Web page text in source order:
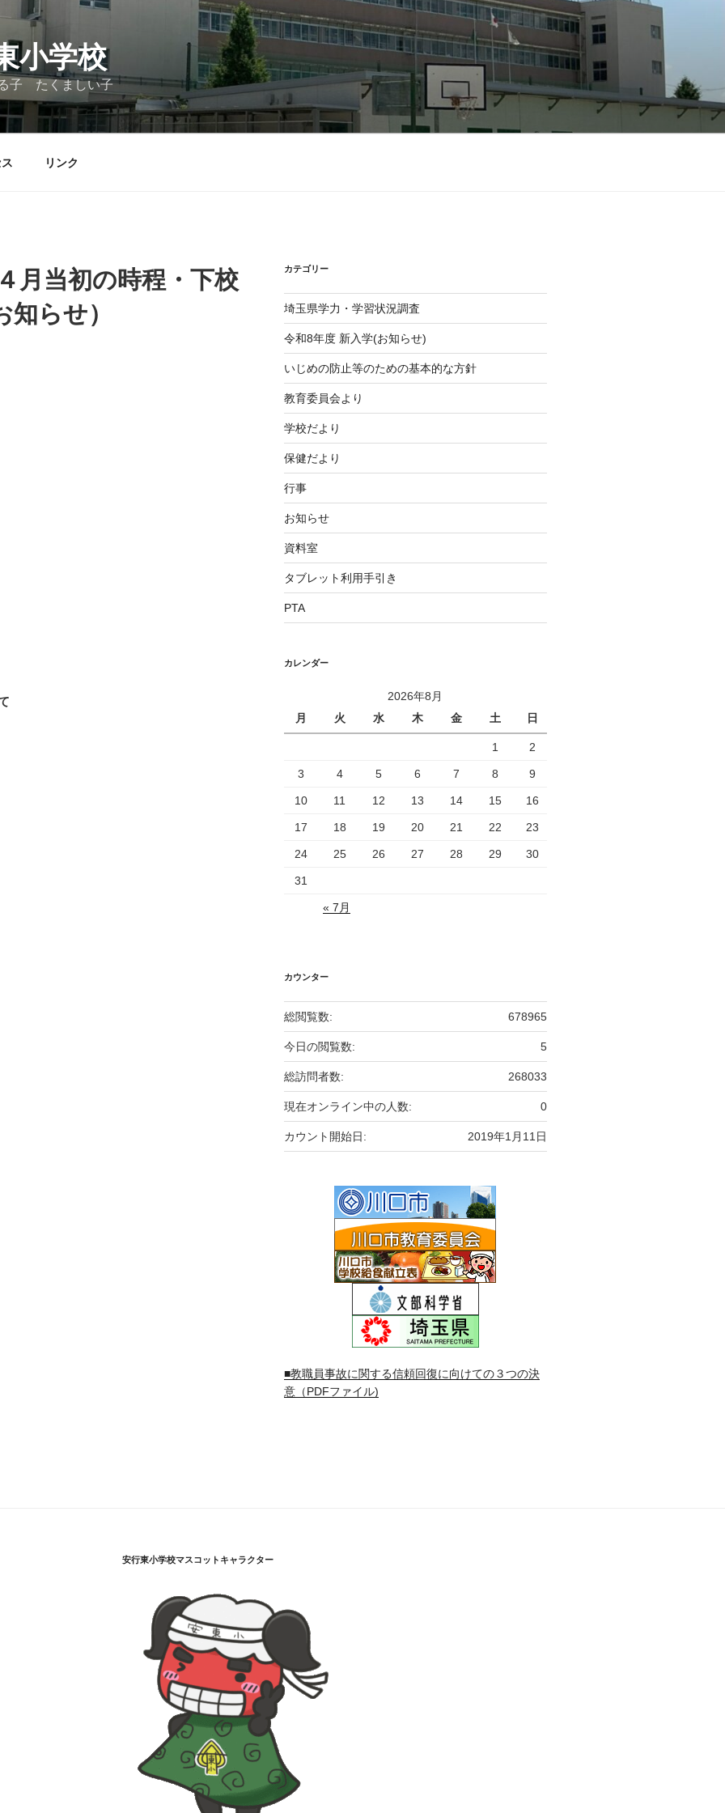
小学校
子 たくましい子
リンク
月当初の時程・下校
らせ）
カテゴリー
埼玉県学力・学習状況調査
令和8年度 新入学(お知らせ)
いじめの防止等のための基本的な方針
教育委員会より
学校だより
保健だより
行事
お知らせ
資料室
タブレット利用手引き
PTA
カレンダー
2026年8月
月
火 水 木 金 土 日
1 2
3 4 5 6 7 8 9
10 11 12 13 14 15 16
17 18 19 20 21 22 23
24 25 26 27 28 29 30
31
« 7月
カウンター
678965
総閲覧数:
5
今日の閲覧数:
268033
総訪問者数:
0
現在オンライン中の人数:
2019年1月11日
カウント開始日:
■教職員事故に関する信頼回復に向けての３つの決
意（PDFファイル)
安行東小学校マスコットキャラクター